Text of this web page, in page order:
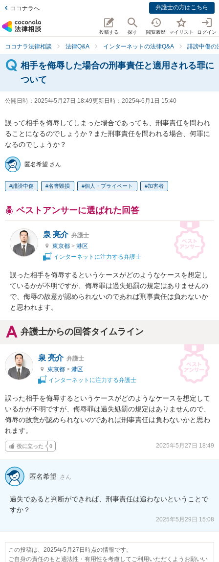
ココナラへ 弁護士の方はこちら
投稿する 探す 閲覧履歴 マイリスト ログイン
ココナラ法律相談 法律Q&A インターネットの法律Q&A 誹謗中傷の
相手を侮辱した場合の刑事責任と適用される罪に
ついて
公開日時： 2025年5月27日 18:49更新日時： 2025年6月1日 15:40
誤って相手を侮辱してしまった場合であっても、刑事責任を問われ
ることになるのでしょうか？また刑事責任を問われる場合、何罪に
なるのでしょうか？
匿名希望 さん
誹謗中傷 名誉毀損 個人・プライベート 加害者
ベストアンサーに選ばれた回答
泉 亮介 弁護士
東京都 > 港区
インターネットに注力する弁護士
誤った相手を侮辱するというケースがどのようなケースを想定し
ているかが不明ですが、侮辱罪は過失処罰の規定はありませんの
で、侮辱の故意が認められないのであれば刑事責任は負わないか
と思われます。
弁護士からの回答タイムライン
泉 亮介 弁護士
東京都 > 港区
インターネットに注力する弁護士
誤った相手を侮辱するというケースがどのようなケースを想定して
いるかが不明ですが、侮辱罪は過失処罰の規定はありませんので、
侮辱の故意が認められないのであれば刑事責任は負わないかと思わ
れます。
役に立った 0 2025年5月27日 18:49
匿名希望 さん
過失であると判断ができれば、刑事責任は追わないということで
すか？
2025年5月29日 15:08
この投稿は、2025年5月27日時点の情報です。
ご自身の責任のもと適法性・有用性を考慮してご利用いただくようお願いい